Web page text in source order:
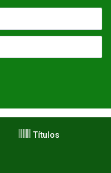
Títulos